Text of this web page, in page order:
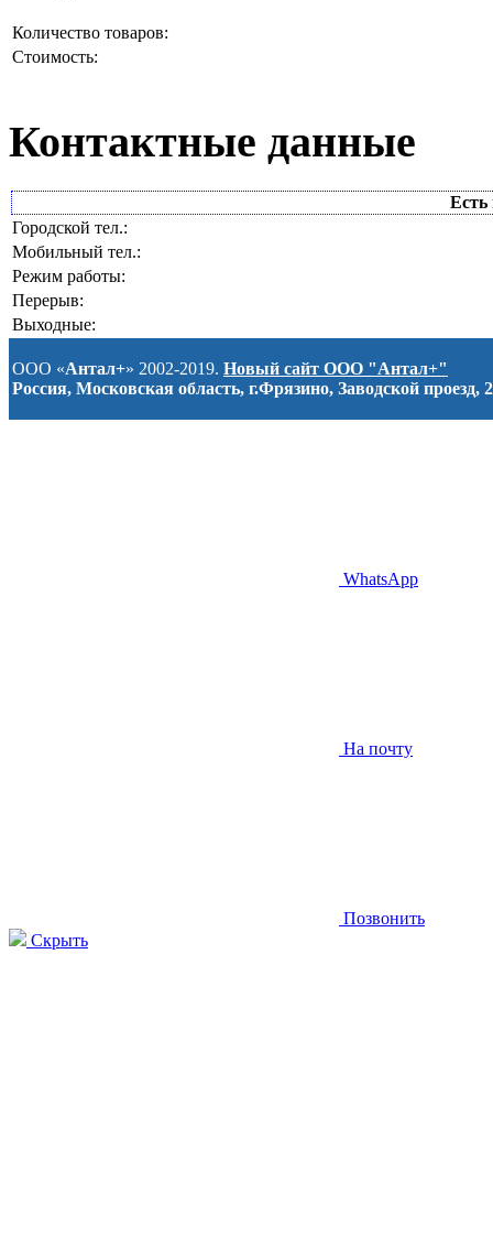
Количество товаров:
Стоимость:
Контактные данные
Есть
Городской тел.:
Мобильный тел.:
Режим работы:
Перерыв:
Выходные:
ООО «Антал+» 2002-2019. Новый сайт ООО "Антал+"
Россия, Московская область, г.Фрязино, Заводской проезд, 2
WhatsApp
На почту
Позвонить
Скрыть